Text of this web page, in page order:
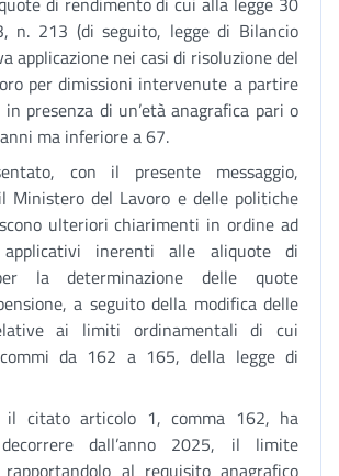
n. 213 (di seguito, legge di Bilancio
applicazione nei casi di risoluzione del
per dimissioni intervenute a partire
in presenza di un’età anagrafica pari o
ma inferiore a 67.
con il presente messaggio,
Ministero del Lavoro e delle politiche
ulteriori chiarimenti in ordine ad
inerenti alle aliquote di
la determinazione delle quote
a seguito della modifica delle
ai limiti ordinamentali di cui
da 162 a 165, della legge di
il citato articolo 1, comma 162, ha
dall’anno 2025, il limite
al requisito anagrafico